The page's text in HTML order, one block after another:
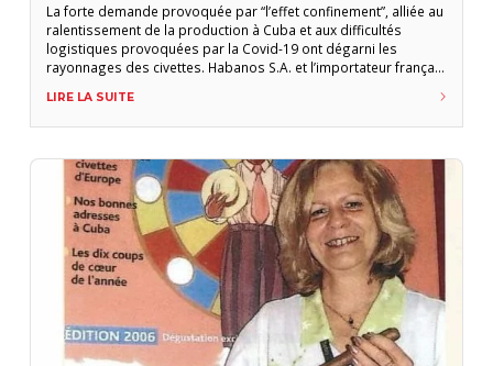
La forte demande provoquée par “l’effet confinement”, alliée au
ralentissement de la production à Cuba et aux difficultés
logistiques provoquées par la Covid-19 ont dégarni les
rayonnages des civettes. Habanos S.A. et l’importateur français
d’alarme a été 5th Avenue, l’importateur exclusif des havanes
pour l’Allemagne, l’Autriche et la
LIRE LA SUITE